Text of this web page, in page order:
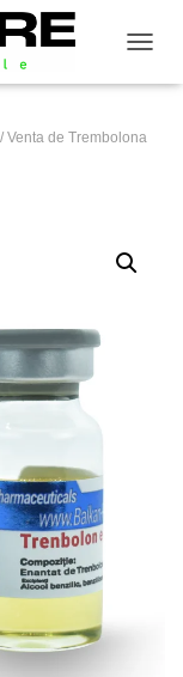
/ Venta de Trembolona